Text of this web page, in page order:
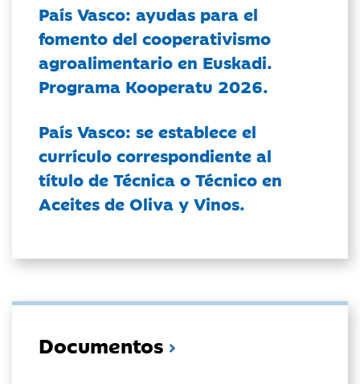
País Vasco: ayudas para el
fomento del cooperativismo
agroalimentario en Euskadi.
Programa Kooperatu 2026.
País Vasco: se establece el
currículo correspondiente al
título de Técnica o Técnico en
Aceites de Oliva y Vinos.
Documentos